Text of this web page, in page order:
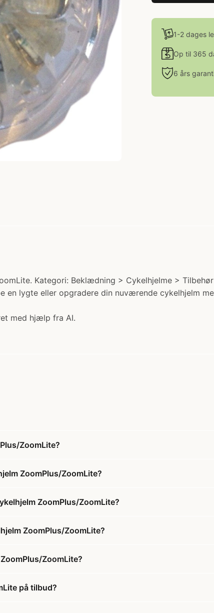
1-2 dages
Op til 365
6 års
Kategori: Beklædning > Cykelhjelme >
en lygte eller opgradere din nuværende cykelhjelm
med hjælp fra AI.
ZoomLite?
ZoomPlus/ZoomLite?
ZoomPlus/ZoomLite?
ZoomPlus/ZoomLite?
ZoomLite?
på tilbud?